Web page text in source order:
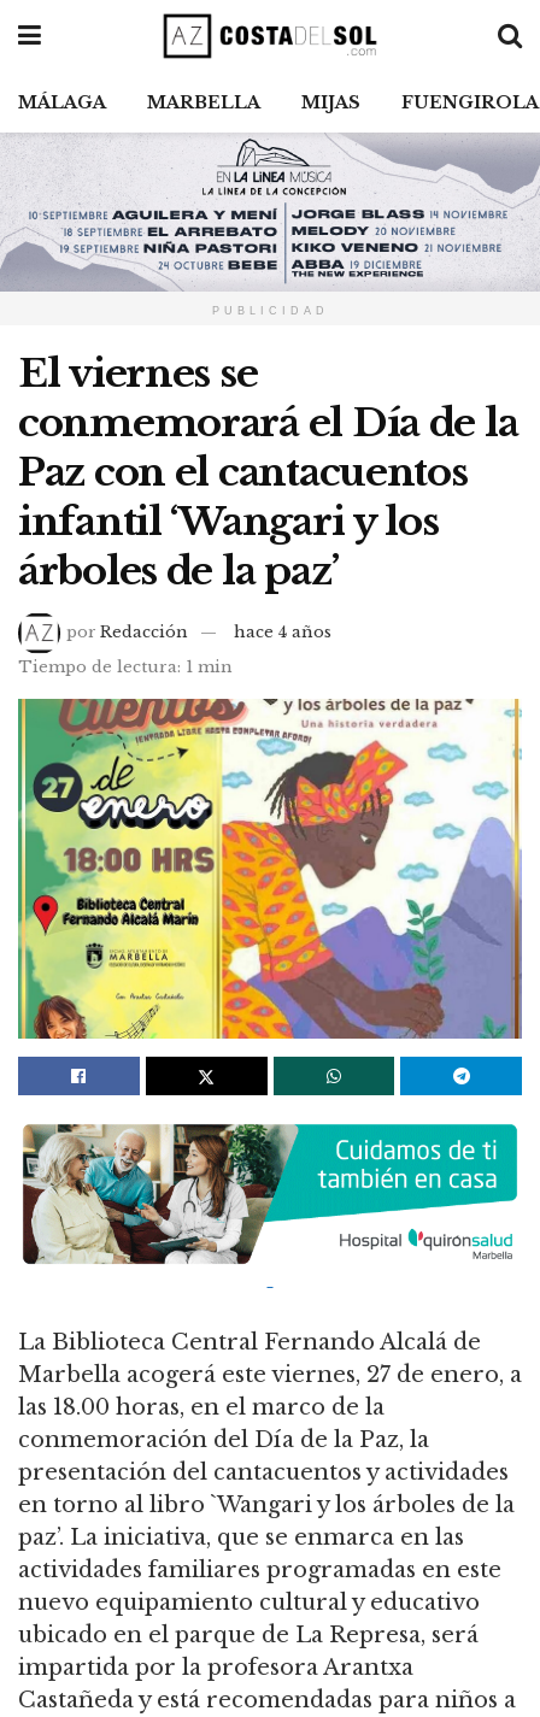
MÁLAGA MARBELLA MIJAS FUENGIROLA
PUBLICIDAD
El viernes se
conmemorará el Día de la
Paz con el cantacuentos
infantil ‘Wangari y los
árboles de la paz’
por Redacción
hace 4 años
Tiempo de lectura: 1 min
La Biblioteca Central Fernando Alcalá de
Marbella acogerá este viernes, 27 de enero, a
las 18.00 horas, en el marco de la
conmemoración del Día de la Paz, la
presentación del cantacuentos y actividades
en torno al libro `Wangari y los árboles de la
paz’. La iniciativa, que se enmarca en las
actividades familiares programadas en este
nuevo equipamiento cultural y educativo
ubicado en el parque de La Represa, será
impartida por la profesora Arantxa
Castañeda y está recomendadas para niños a